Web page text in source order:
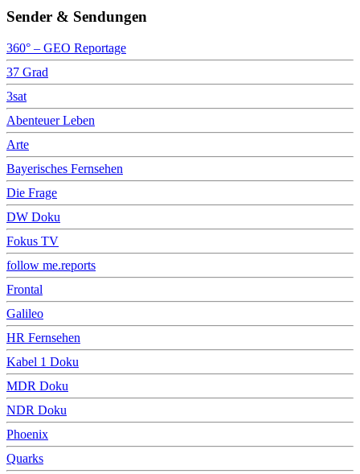
Sender & Sendungen
360° – GEO Reportage
37 Grad
3sat
Abenteuer Leben
Arte
Bayerisches Fernsehen
Die Frage
DW Doku
Fokus TV
follow me.reports
Frontal
Galileo
HR Fernsehen
Kabel 1 Doku
MDR Doku
NDR Doku
Phoenix
Quarks